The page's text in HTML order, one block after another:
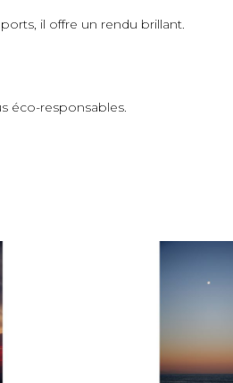
il offre un rendu brillant.
éco-responsables.